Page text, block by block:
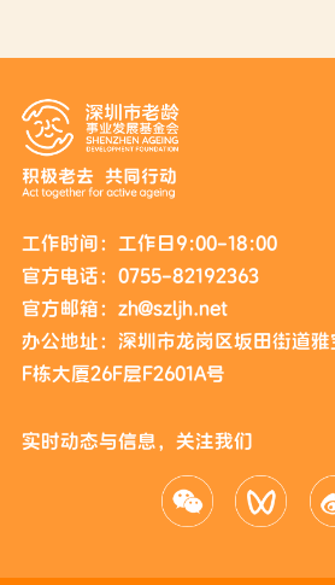
工作时间：工作日9:00-18:00
官方电话：0755-82192363
官方邮箱：zh@szljh.net
办公地址：深圳市龙岗区坂田街道雅
F栋大厦26F层F2601A号
实时动态与信息，关注我们